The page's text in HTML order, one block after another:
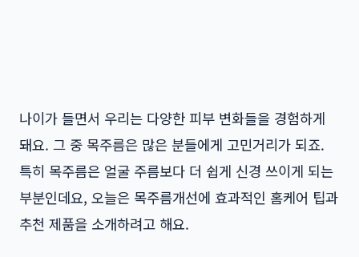
나이가 들면서 우리는 다양한 피부 변화들을 경험하게
돼요. 그 중 목주름은 많은 분들에게 고민거리가 되죠.
특히 목주름은 얼굴 주름보다 더 쉽게 신경 쓰이게 되는
부분인데요, 오늘은 목주름개선에 효과적인 홈케어 팁과
추천 제품을 소개하려고 해요.